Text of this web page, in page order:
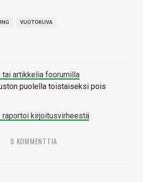
VUOTOKUVA
tai artikkelia foorumilla
puolella toistaiseksi pois
raportoi kirjoitusvirheestä
8 KOMMENTTIA